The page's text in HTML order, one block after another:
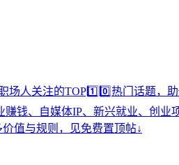
人关注的TOP1️⃣0️⃣热门话题，
、自媒体IP、新兴就业、创业
值与规则，见免费置顶帖↓